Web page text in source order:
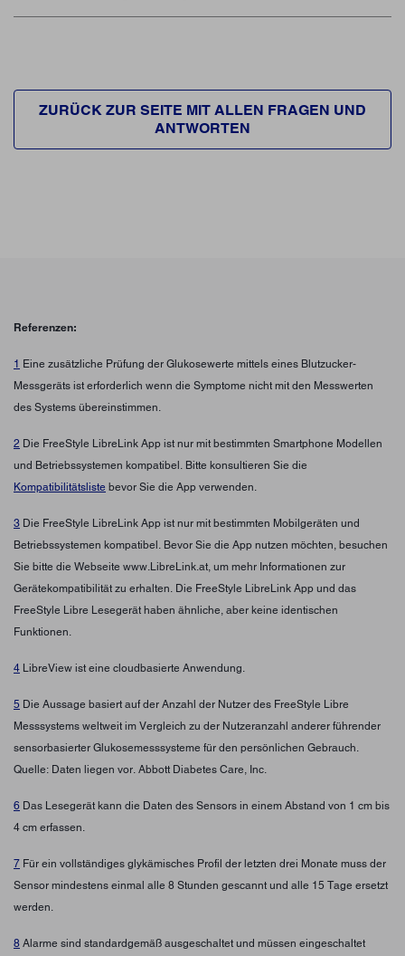
ZURÜCK ZUR SEITE MIT ALLEN FRAGEN UND
ANTWORTEN
Referenzen:
1 Eine zusätzliche Prüfung der Glukosewerte mittels eines Blutzucker-
Messgeräts ist erforderlich wenn die Symptome nicht mit den Messwerten
des Systems übereinstimmen.
2 Die FreeStyle LibreLink App ist nur mit bestimmten Smartphone Modellen
und Betriebssystemen kompatibel. Bitte konsultieren Sie die
Kompatibilitätsliste bevor Sie die App verwenden.
3 Die FreeStyle LibreLink App ist nur mit bestimmten Mobilgeräten und
Betriebssystemen kompatibel. Bevor Sie die App nutzen möchten, besuchen
Sie bitte die Webseite www.LibreLink.at, um mehr Informationen zur
Gerätekompatibilität zu erhalten. Die FreeStyle LibreLink App und das
FreeStyle Libre Lesegerät haben ähnliche, aber keine identischen
Funktionen.
4 LibreView ist eine cloudbasierte Anwendung.
5 Die Aussage basiert auf der Anzahl der Nutzer des FreeStyle Libre
Messsystems weltweit im Vergleich zu der Nutzeranzahl anderer führender
sensorbasierter Glukosemesssysteme für den persönlichen Gebrauch.
Quelle: Daten liegen vor. Abbott Diabetes Care, Inc.
6 Das Lesegerät kann die Daten des Sensors in einem Abstand von 1 cm bis
4 cm erfassen.
7 Für ein vollständiges glykämisches Profil der letzten drei Monate muss der
Sensor mindestens einmal alle 8 Stunden gescannt und alle 15 Tage ersetzt
werden.
8 Alarme sind standardgemäß ausgeschaltet und müssen eingeschaltet